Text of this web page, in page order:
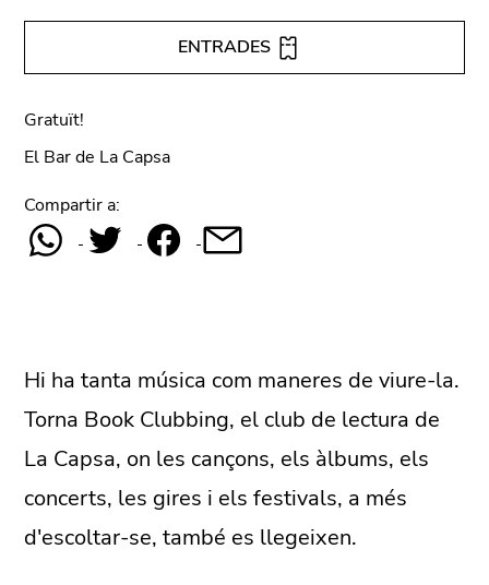
ENTRADES
Gratuït!
El Bar de La Capsa
Compartir a:
Hi ha tanta música com maneres de viure-la.
Torna Book Clubbing, el club de lectura de
La Capsa, on les cançons, els àlbums, els
concerts, les gires i els festivals, a més
d'escoltar-se, també es llegeixen.